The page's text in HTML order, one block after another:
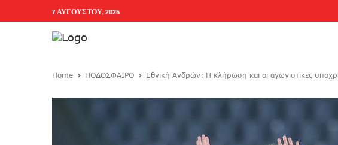
7 ΑΥΓΟΎΣΤΟΥ, 2026
Home ΠΟΔΟΣΦΑΙΡΟ Εθνική Ανδρών: Η κλήρωση και οι αγωνιστικές